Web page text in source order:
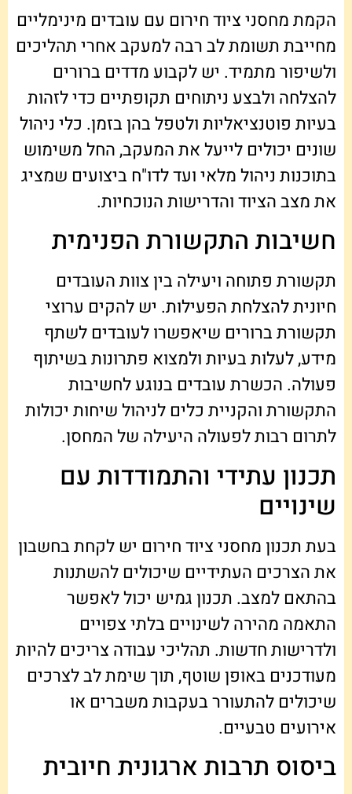
הקמת מחסני ציוד חירום עם עובדים מינימליים
מחייבת תשומת לב רבה למעקב אחרי תהליכים
ולשיפור מתמיד. יש לקבוע מדדים ברורים
להצלחה ולבצע ניתוחים תקופתיים כדי לזהות
בעיות פוטנציאליות ולטפל בהן בזמן. כלי ניהול
שונים יכולים לייעל את המעקב, החל משימוש
בתוכנות ניהול מלאי ועד לדו"ח ביצועים שמציג
את מצב הציוד והדרישות הנוכחיות.
חשיבות התקשורת הפנימית
תקשורת פתוחה ויעילה בין צוות העובדים
חיונית להצלחת הפעילות. יש להקים ערוצי
תקשורת ברורים שיאפשרו לעובדים לשתף
מידע, לעלות בעיות ולמצוא פתרונות בשיתוף
פעולה. הכשרת עובדים בנוגע לחשיבות
התקשורת והקניית כלים לניהול שיחות יכולות
לתרום רבות לפעולה היעילה של המחסן.
תכנון עתידי והתמודדות עם
שינויים
בעת תכנון מחסני ציוד חירום יש לקחת בחשבון
את הצרכים העתידיים שיכולים להשתנות
בהתאם למצב. תכנון גמיש יכול לאפשר
התאמה מהירה לשינויים בלתי צפויים
ולדרישות חדשות. תהליכי עבודה צריכים להיות
מעודכנים באופן שוטף, תוך שימת לב לצרכים
שיכולים להתעורר בעקבות משברים או
אירועים טבעיים.
ביסוס תרבות ארגונית חיובית